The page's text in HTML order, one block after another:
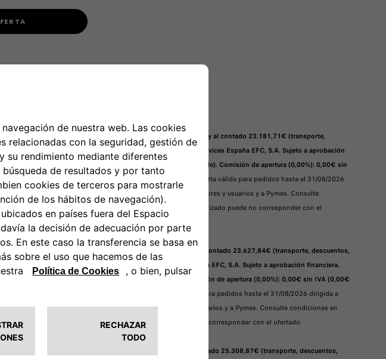
Furgón Easy Pro M Diésel 100 CV Manual.
Precio si financias y al contado 23.181,71€ (transporte,
a 48 meses por leasing a través de Stellantis Financial Services España EFC, S.A. Sujeto a aprobación
última cuota de 10.687,33€ sin IVA (12.931,67€ IVA incluido). Comisión de apertura (0,00%): 0,00€ sin
(4.328,04€ IVA incluido).
Sistema de amortización francés. Oferta válida para pedidos hasta el 31/08/2026
en el sentido de la vigente normativa sobre consumidores y usuarios y a Pymes. Consulte
de 303,71€ a devolver finalizado el contrato. Vehículo visualizado puede no corresponder con el
Combi (N1) M Diésel 100 CV Manual.
Precio si financias y al contado 23.627,84€ (transporte, descuentos,
por leasing a través de Stellantis Financial Services España EFC, S.A. Sujeto a aprobación financiera.
de 11.318,72€ sin IVA (13.695,65€ IVA incluido). Comisión de apertura (0,00%): 0,00€ sin IVA (0,00€
IVA incluido).
Sistema de amortización francés. Oferta válida para pedidos hasta el 31/08/2026 dirigida a
el sentido de la vigente normativa sobre consumidores y usuarios y a Pymes. Consulte condiciones en
a devolver finalizado el contrato.Vehículo visualizado puede no corresponder con el ofertado.
Combi (N1) M 100 kW 50 kWh.
Precio si financias y al contado 25.308,87€ (transporte, descuentos,